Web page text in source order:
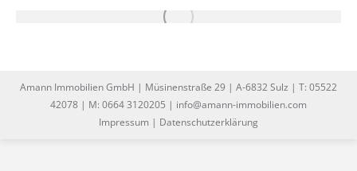
Amann Immobilien GmbH | Müsinenstraße 29 | A-6832 Sulz | T: 05522
42078 | M: 0664 3120205 | info@amann-immobilien.com
Impressum | Datenschutzerklärung